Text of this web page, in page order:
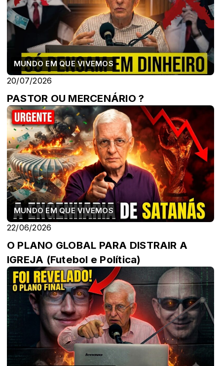
MUNDO EM QUE VIVEMOS
20/07/2026
PASTOR OU MERCENÁRIO ?
MUNDO EM QUE VIVEMOS
22/06/2026
O PLANO GLOBAL PARA DISTRAIR A
IGREJA (Futebol e Política)